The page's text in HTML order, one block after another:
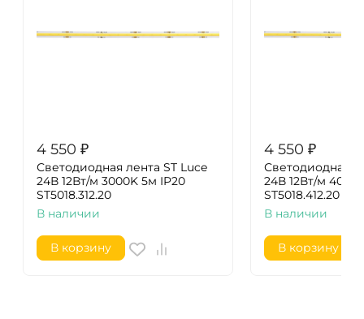
4 550 ₽
Светодиодная лента ST Luce
24В 12Вт/м 3000K 5м IP20
ST5018.312.20
В наличии
В корзину
4 550 ₽
Светодиодная
24В 12Вт/м
ST5018.412.20
В наличии
В корзину